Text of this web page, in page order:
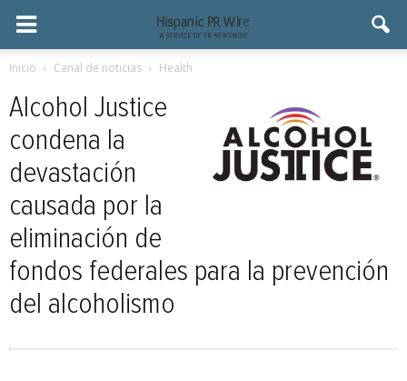
Inicio Canal de noticias Health
Alcohol Justice
condena la
devastación
causada por la
eliminación de
fondos federales para la prevención
del alcoholismo